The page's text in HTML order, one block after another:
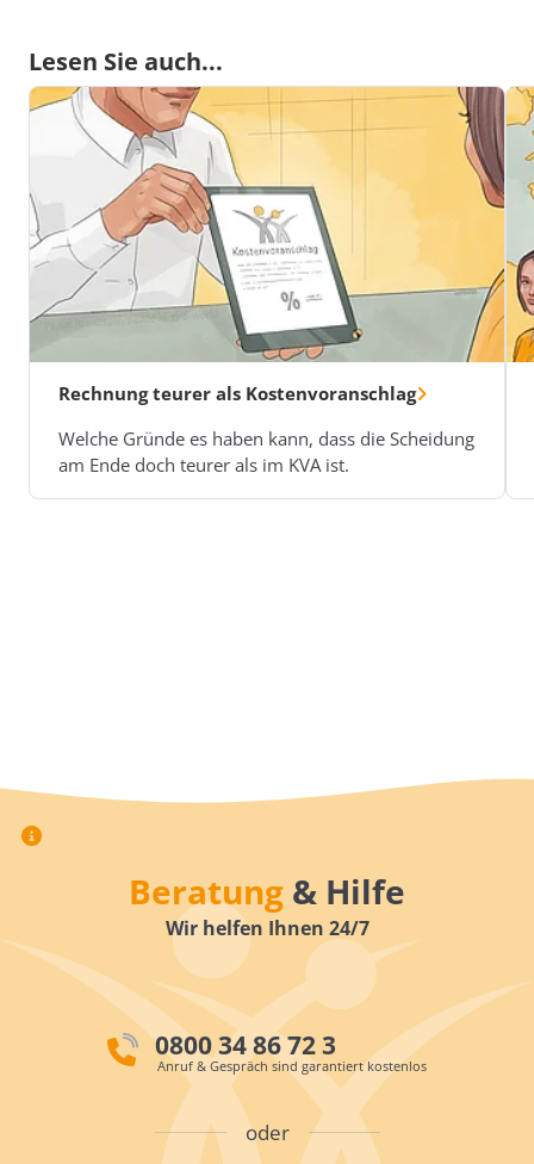
Lesen Sie auch...
Rechnung teurer als Kostenvoranschlag
Welche Gründe es haben kann, dass die Scheidung
am Ende doch teurer als im KVA ist.
Beratung & Hilfe
Wir helfen Ihnen 24/7
0800 34 86 72 3
Anruf & Gespräch sind garantiert kostenlos
oder